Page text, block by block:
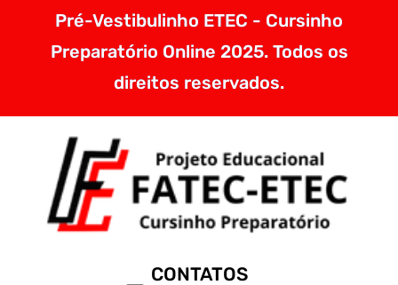
Pré-Vestibulinho ETEC - Cursinho
Preparatório Online 2025. Todos os
direitos reservados.
CONTATOS